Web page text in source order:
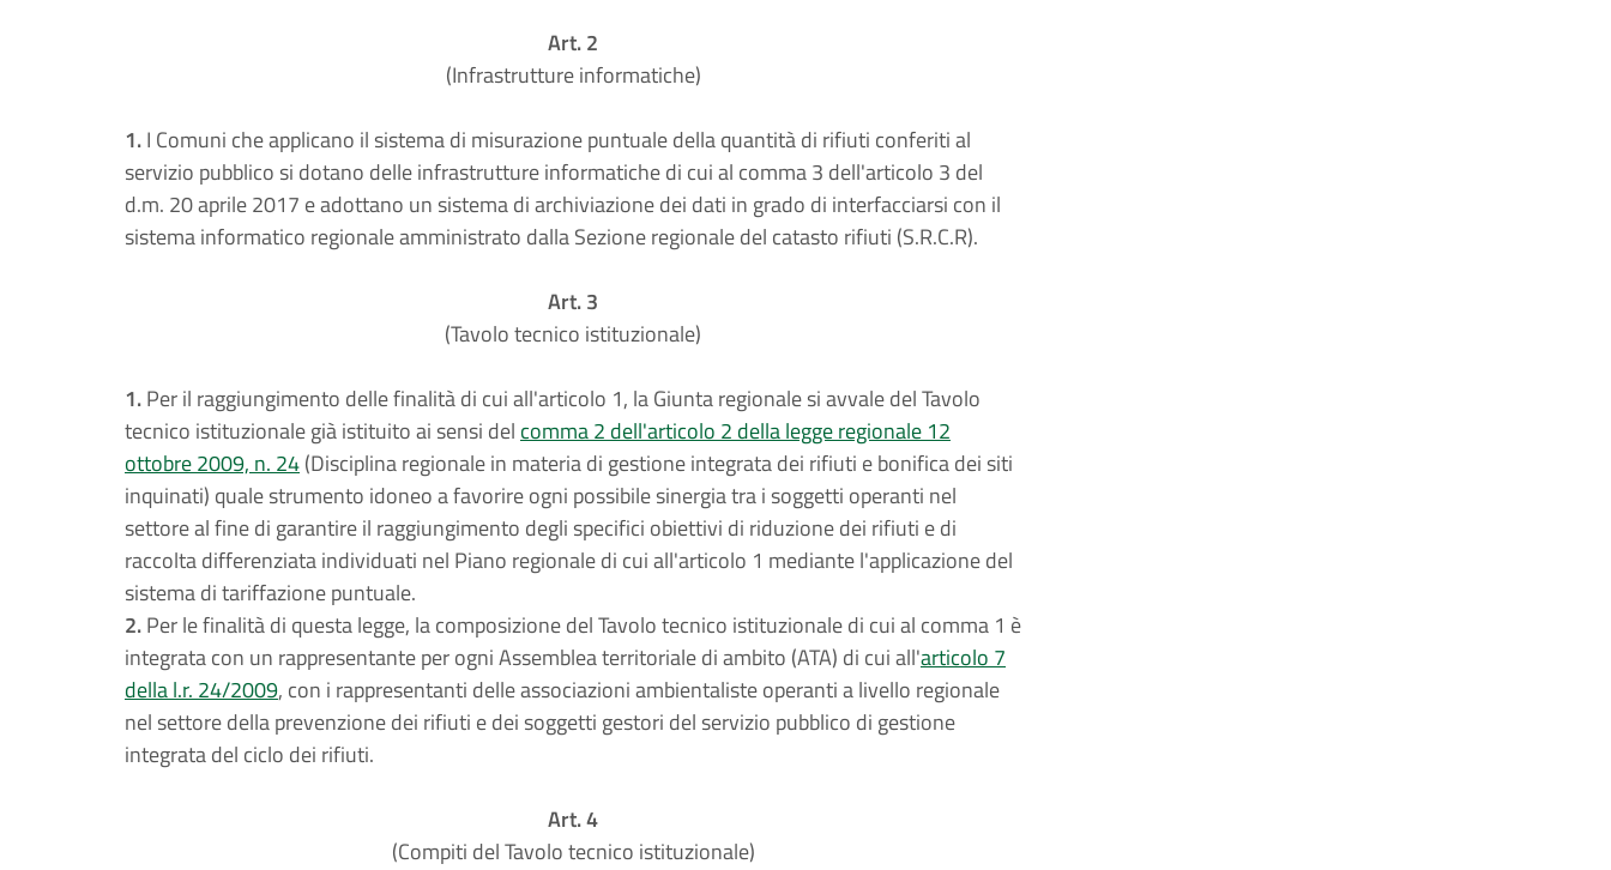
Art. 2
(Infrastrutture informatiche)
1.I Comuni che applicano il sistema di misurazione puntuale della quantità di rifiuti conferiti al
servizio pubblico si dotano delle infrastrutture informatiche di cui al comma 3 dell'articolo 3 del
d.m. 20 aprile 2017 e adottano un sistema di archiviazione dei dati in grado di interfacciarsi con il
sistema informatico regionale amministrato dalla Sezione regionale del catasto rifiuti (S.R.C.R).
Art. 3
(Tavolo tecnico istituzionale)
1.Per il raggiungimento delle finalità di cui all'articolo 1, la Giunta regionale si avvale del Tavolo
tecnico istituzionale già istituito ai sensi del comma 2 dell'articolo 2 della legge regionale 12
ottobre 2009, n. 24(Disciplina regionale in materia di gestione integrata dei rifiuti e bonifica dei siti
inquinati) quale strumento idoneo a favorire ogni possibile sinergia tra i soggetti operanti nel
settore al fine di garantire il raggiungimento degli specifici obiettivi di riduzione dei rifiuti e di
raccolta differenziata individuati nel Piano regionale di cui all'articolo 1 mediante l'applicazione del
sistema di tariffazione puntuale.
2.Per le finalità di questa legge, la composizione del Tavolo tecnico istituzionale di cui al comma 1 è
integrata con un rappresentante per ogni Assemblea territoriale di ambito (ATA) di cui all'articolo 7
della l.r. 24/2009, con i rappresentanti delle associazioni ambientaliste operanti a livello regionale
nel settore della prevenzione dei rifiuti e dei soggetti gestori del servizio pubblico di gestione
integrata del ciclo dei rifiuti.
Art. 4
(Compiti del Tavolo tecnico istituzionale)